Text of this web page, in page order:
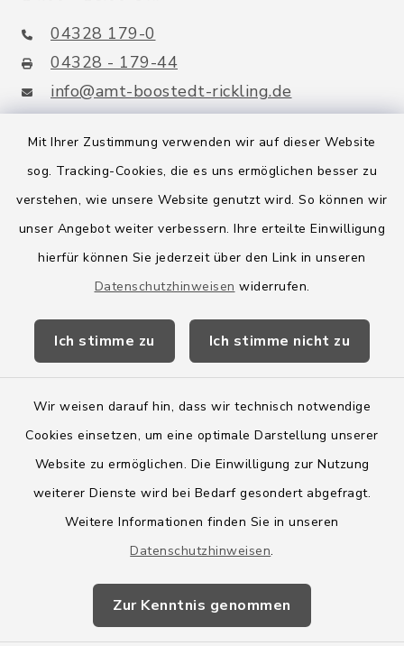
Mit Ihrer Zustimmung verwenden wir auf dieser Website
sog. Tracking-Cookies, die es uns ermöglichen besser zu
verstehen, wie unsere Website genutzt wird. So können wir
unser Angebot weiter verbessern. Ihre erteilte Einwilligung
hierfür können Sie jederzeit über den Link in unseren
Datenschutzhinweisen widerrufen.
Ich stimme zu Ich stimme nicht zu
Wir weisen darauf hin, dass wir technisch notwendige
Cookies einsetzen, um eine optimale Darstellung unserer
Website zu ermöglichen. Die Einwilligung zur Nutzung
weiterer Dienste wird bei Bedarf gesondert abgefragt.
Weitere Informationen finden Sie in unseren
Datenschutzhinweisen.
Zur Kenntnis genommen
04328 179-0
04328 - 179-44
info@amt-boostedt-rickling.de
Quicklinks
Amt Boostedt-Rickling
Amtsbroschüre
Wege-Zweckverband
Barrierefreiheit
Impressum